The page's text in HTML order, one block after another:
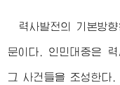
력사발전의 기본방
문이다. 인민대중은
그 사건들을 조성한다